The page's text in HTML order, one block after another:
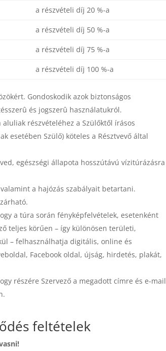
a részvételi díj 20 %-a
a részvételi díj 50 %-a
a részvételi díj 75 %-a
a részvételi díj 100 %-a
Gondoskodik azok biztonságos
és jogszerû használatukról.
részvételéhez a Szülőktől írásos
esetében Szülő) köteles a Résztvevő által
egészségi állapota hosszútávú vízitúrázásra
a hajózás szabályait betartani.
a túra során fényképfelvételek, esetenként
teljes körűen – így különösen területi,
– felhasználhatja digitális, online és
Facebook oldal, újság, hirdetés, plakát,
részére Szervező a megadott címre és e-mail
feltételek